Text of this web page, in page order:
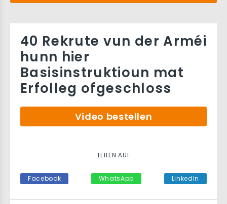
40 Rekrute vun der Arméi
hunn hier
Basisinstruktioun mat
Erfolleg ofgeschloss
Video bestellen
TEILEN AUF
Facebook WhatsApp LinkedIn